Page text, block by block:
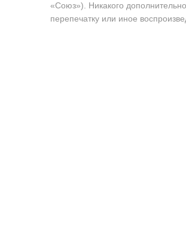
«Союз»). Никакого
перепечатку или иное